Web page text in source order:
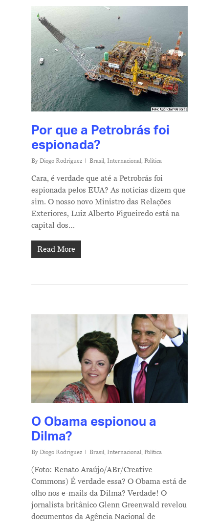
Por que a Petrobrás foi
espionada?
By Diogo Rodriguez Brasil Internacional Política
Cara, é verdade que até a Petrobrás foi
espionada pelos EUA? As notícias dizem que
sim. O nosso novo Ministro das Relações
Exteriores, Luiz Alberto Figueiredo está na
capital dos…
Read More
O Obama espionou a
Dilma?
By Diogo Rodriguez Brasil Internacional Política
(Foto: Renato Araújo/ABr/Creative
Commons) É verdade essa? O Obama está de
olho nos e-mails da Dilma? Verdade! O
jornalista britânico Glenn Greenwald revelou
documentos da Agência Nacional de